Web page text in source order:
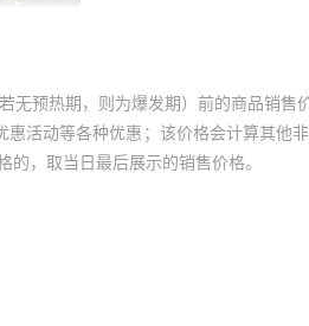
无预热期，则为爆发期）前的商品销售
活动等各种优惠；该价格会计算其他
，取当日最后展示的销售价格。